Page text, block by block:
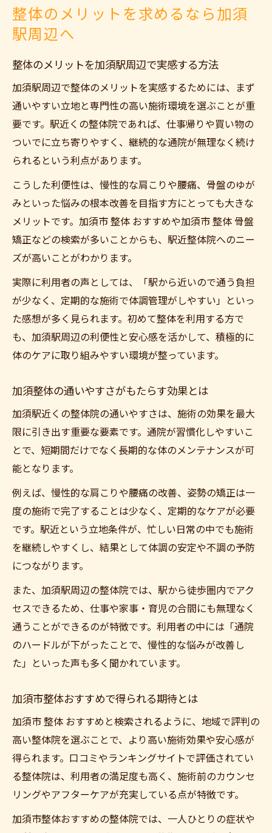
整体のメリットを求めるなら加須
駅周辺へ
整体のメリットを加須駅周辺で実感する方法
加須駅周辺で整体のメリットを実感するためには、まず
通いやすい立地と専門性の高い施術環境を選ぶことが重
要です。駅近くの整体院であれば、仕事帰りや買い物の
ついでに立ち寄りやすく、継続的な通院が無理なく続け
られるという利点があります。
こうした利便性は、慢性的な肩こりや腰痛、骨盤のゆが
みといった悩みの根本改善を目指す方にとっても大きな
メリットです。加須市 整体 おすすめや加須市 整体 骨盤
矯正などの検索が多いことからも、駅近整体院へのニー
ズが高いことがわかります。
実際に利用者の声としては、「駅から近いので通う負担
が少なく、定期的な施術で体調管理がしやすい」といっ
た感想が多く見られます。初めて整体を利用する方で
も、加須駅周辺の利便性と安心感を活かして、積極的に
体のケアに取り組みやすい環境が整っています。
加須整体の通いやすさがもたらす効果とは
加須駅近くの整体院の通いやすさは、施術の効果を最大
限に引き出す重要な要素です。通院が習慣化しやすいこ
とで、短期間だけでなく長期的な体のメンテナンスが可
能となります。
例えば、慢性的な肩こりや腰痛の改善、姿勢の矯正は一
度の施術で完了することは少なく、定期的なケアが必要
です。駅近という立地条件が、忙しい日常の中でも施術
を継続しやすくし、結果として体調の安定や不調の予防
につながります。
また、加須駅周辺の整体院では、駅から徒歩圏内でアク
セスできるため、仕事や家事・育児の合間にも無理なく
通うことができるのが特徴です。利用者の中には「通院
のハードルが下がったことで、慢性的な悩みが改善し
た」といった声も多く聞かれています。
加須市整体おすすめで得られる期待とは
加須市 整体 おすすめと検索されるように、地域で評判の
高い整体院を選ぶことで、より高い施術効果や安心感が
得られます。口コミやランキングサイトで評価されてい
る整体院は、利用者の満足度も高く、施術前のカウンセ
リングやアフターケアが充実している点が特徴です。
加須市整体おすすめの整体院では、一人ひとりの症状や